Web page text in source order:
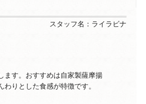
スタッフ名： ライラビナ
ます。おすすめは自家製薩摩揚
りとした食感が特徴です。